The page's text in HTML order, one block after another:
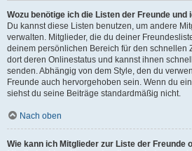
Wozu benötige ich die Listen der Freunde
Du kannst diese Listen benutzen, um andere
verwalten. Mitglieder, die du deiner
deinem persönlichen Bereich für den schnellen
dort deren Onlinestatus und kannst ihnen
senden. Abhängig von dem Style, den du
Freunde auch hervorgehoben sein. Wenn du
siehst du seine Beiträge standardmäßig nicht.
Nach oben
Wie kann ich Mitglieder zur Liste der Freunde